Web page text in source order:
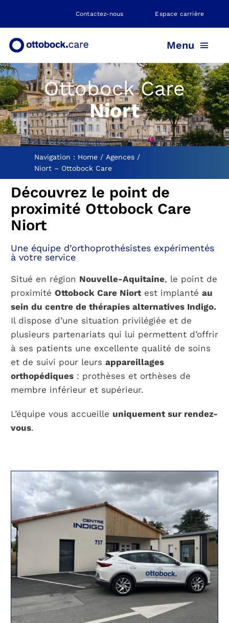
Contactez-nous Espace carrière
Menu
PROTHÈSE
ORTHÈSE
POSITIONNEMENT
NEUROMOBILITÉ
NOS AGENCES
PARCOURS PATIENT
NOTRE RÉSEAU
Ottobock Care
Niort
Navigation : Home
Agences
Niort – Ottobock Care
Découvrez le point de
proximité Ottobock Care
Niort
Une équipe d’orthoprothésistes expérimentés
à votre service
Situé en région Nouvelle-Aquitaine, le point de
proximité Ottobock Care Niortest implanté au
sein du centre de thérapies alternatives Indigo.
Il dispose d’une situation privilégiée et de
plusieurs partenariats qui lui permettent d’offrir
à ses patients une excellente qualité de soins
et de suivi pour leurs appareillages
orthopédiques: prothèses et orthèses de
membre inférieur et supérieur.
L’équipe vous accueille uniquement sur rendez-
vous.